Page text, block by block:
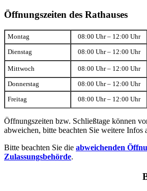
Öffnungszeiten des Rathauses
Montag 08:00 Uhr – 12:00 Uhr
Dienstag 08:00 Uhr – 12:00 Uhr
Mittwoch 08:00 Uhr – 12:00 Uhr
Donnerstag 08:00 Uhr – 12:00 Uhr
Freitag 08:00 Uhr – 12:00 Uhr
Öffnungszeiten bzw. Schließtage können
abweichen, bitte beachten Sie weitere Infos
Bitte beachten Sie die abweichenden
Zulassungsbehörde.